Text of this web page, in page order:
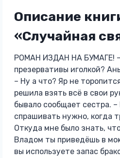
Описание
«Случайная
РОМАН ИЗДАН НА БУМАГЕ! –
презервативы иголкой?
– Ну а что? Яр не
решила взять всё в свои
бывало сообщает сестра.
спрашивать нужно, когда
Откуда мне было знать,
Владом ты приведёшь в
вы используете запас